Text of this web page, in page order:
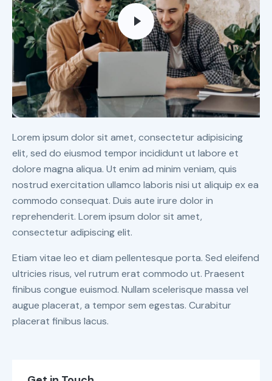
Lorem ipsum dolor sit amet, consectetur adipisicing
elit, sed do eiusmod tempor incididunt ut labore et
dolore magna aliqua. Ut enim ad minim veniam, quis
nostrud exercitation ullamco laboris nisi ut aliquip ex ea
commodo consequat. Duis aute irure dolor in
reprehenderit. Lorem ipsum dolor sit amet,
consectetur adipiscing elit.
Etiam vitae leo et diam pellentesque porta. Sed eleifend
ultricies risus, vel rutrum erat commodo ut. Praesent
finibus congue euismod. Nullam scelerisque massa vel
augue placerat, a tempor sem egestas. Curabitur
placerat finibus lacus.